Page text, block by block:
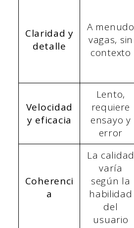
Claridad y
detalle
A menudo
vagas, sin
contexto
Velocidad
y eficacia
Lento,
requiere
ensayo y
error
Coherenci
a
La calidad
varía
según la
habilidad
del
usuario